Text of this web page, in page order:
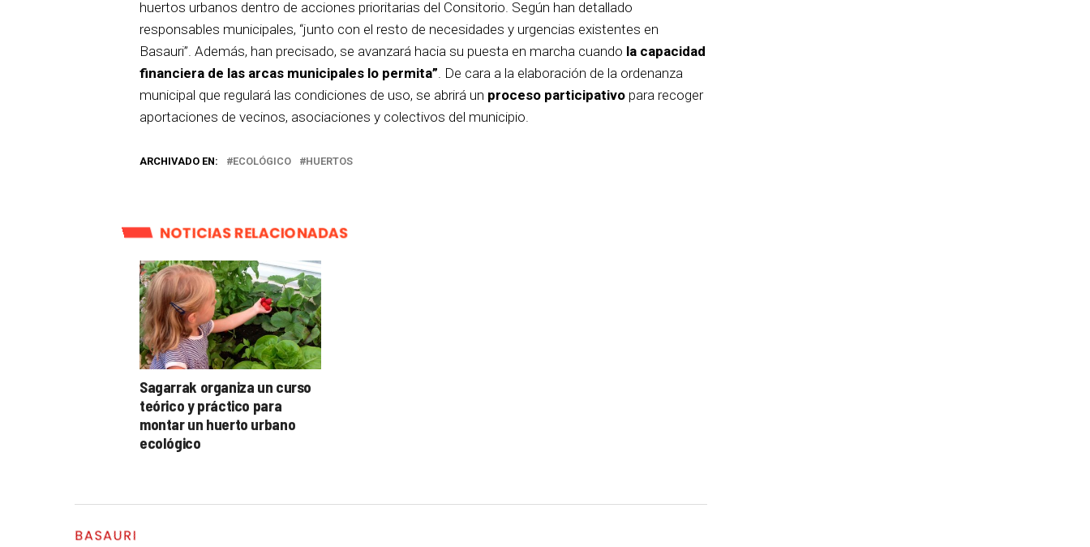
huertos urbanos dentro de acciones prioritarias del Consitorio. Según han detallado
responsables municipales, “junto con el resto de necesidades y urgencias existentes en
Basauri”. Además, han precisado, se avanzará hacia su puesta en marcha cuando la capacidad
financiera de las arcas municipales lo permita” . De cara a la elaboración de la ordenanza
municipal que regulará las condiciones de uso, se abrirá un proceso participativo para recoger
aportaciones de vecinos, asociaciones y colectivos del municipio.
ARCHIVADO EN: ECOLÓGICO HUERTOS
NOTICIAS RELACIONADAS
Sagarrak organiza un curso
teórico y práctico para
montar un huerto urbano
ecológico
BASAURI